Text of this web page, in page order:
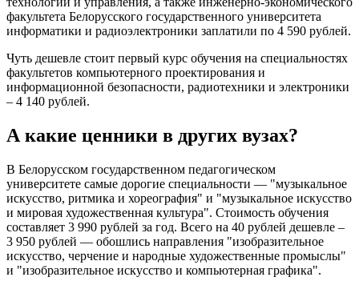
факультета Белорусского государственного университета
информатики и радиоэлектроники заплатили по 4 590 рублей.
Чуть дешевле стоит первый курс обучения на специальностях
факультетов компьютерного проектирования и
информационной безопасности, радиотехники и электроники
– 4 140 рублей.
А какие ценники в других вузах?
В Белорусском государственном педагогическом
университете самые дорогие специальности — "музыкальное
искусство, ритмика и хореография" и "музыкальное искусство
и мировая художественная культура". Стоимость обучения
составляет 3 990 рублей за год. Всего на 40 рублей дешевле –
3 950 рублей — обошлись направления "изобразительное
искусство, черчение и народные художественные промыслы"
и "изобразительное искусство и компьютерная графика".